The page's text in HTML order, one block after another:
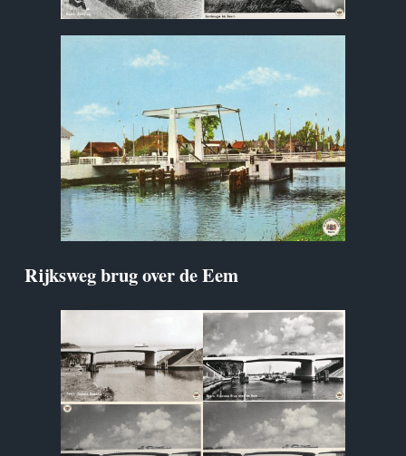
Rijksweg brug over de Eem